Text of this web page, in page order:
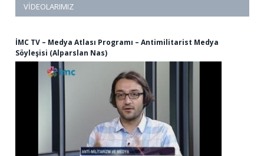
VIDEOLARIMIZ
İMC TV – Medya Atlası Programı – Antimilitarist Medya
Söyleşisi (Alparslan Nas)